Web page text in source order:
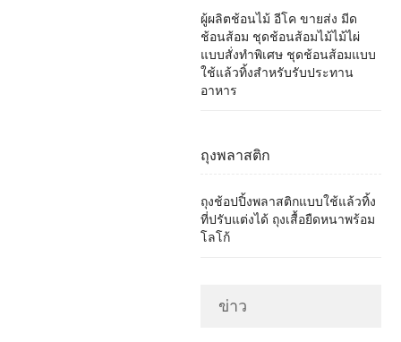
ผู้ผลิตช้อนไม้ อีโค ขายส่ง มีด
ช้อนส้อม ชุดช้อนส้อมไม้ไม้ไผ่
แบบสั่งทำพิเศษ ชุดช้อนส้อมแบบ
ใช้แล้วทิ้งสำหรับรับประทาน
อาหาร
ถุงพลาสติก
ถุงช้อปปิ้งพลาสติกแบบใช้แล้วทิ้ง
ที่ปรับแต่งได้ ถุงเสื้อยืดหนาพร้อม
โลโก้
ข่าว